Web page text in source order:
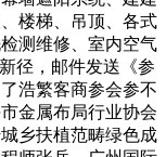
楼梯、吊顶、各式
测维修、室内空气
径，邮件发送《参
浩繁客商参会参不
金属布局行业协会
乡扶植范畴绿色成